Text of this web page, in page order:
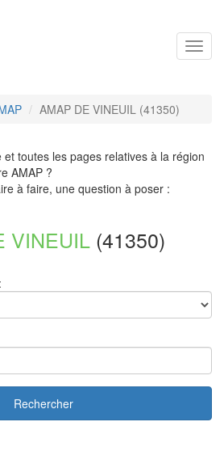
AMAP DE VINEUIL (41350)
toutes les pages relatives à la région
AMAP ?
à faire, une question à poser :
VINEUIL (41350)
Rechercher